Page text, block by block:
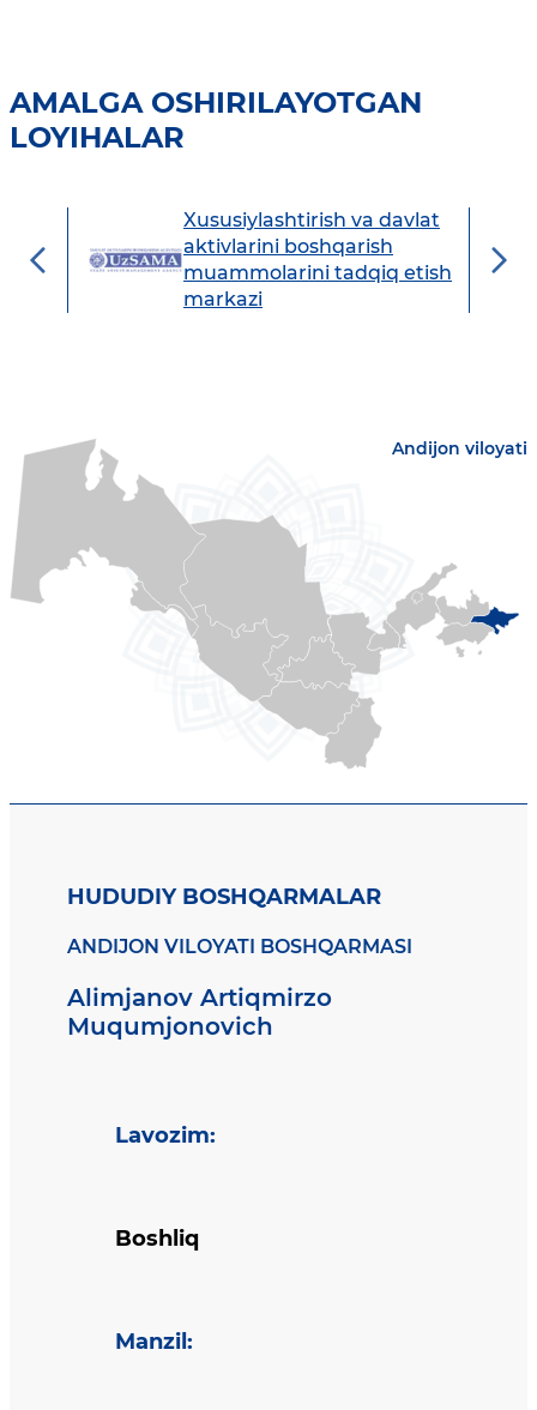
AMALGA OSHIRILAYOTGAN
LOYIHALAR
Xususiylashtirish va davlat
aktivlarini boshqarish
muammolarini tadqiq etish
markazi
Andijon viloyati
HUDUDIY BOSHQARMALAR
ANDIJON VILOYATI BOSHQARMASI
Alimjanov Artiqmirzo
Muqumjonovich
Lavozim:
Boshliq
Manzil :